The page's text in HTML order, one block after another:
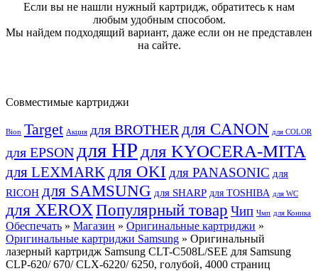
Если вы не нашли нужный картридж, обратитесь к нам
любым удобным способом.
Мы найдем подходящий вариант, даже если он не представлен
на сайте.
Совместимые картриджи
Bion Target Акция для BROTHER для CANON для COLOR
для EPSON для HP для KYOCERA-MITA
для LEXMARK для OKI для PANASONIC для
RICOH для SAMSUNG для SHARP для TOSHIBA для WC
для XEROX Популярный товар Чип Чмп для Коника
Обеспечать » Магазин » Оригинальные картриджи »
Оригинальные картриджи Samsung » Оригинальный
лазерный картридж Samsung CLT-C508L/SEE для Samsung
CLP-620/ 670/ CLX-6220/ 6250, голубой, 4000 страниц